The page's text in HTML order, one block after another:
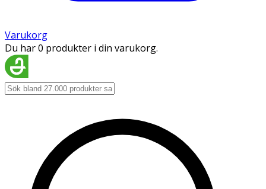
Varukorg
Du har 0 produkter i din varukorg.